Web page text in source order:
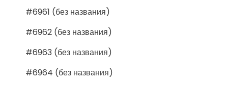
#6961 (без названия)
#6962 (без названия)
#6963 (без названия)
#6964 (без названия)